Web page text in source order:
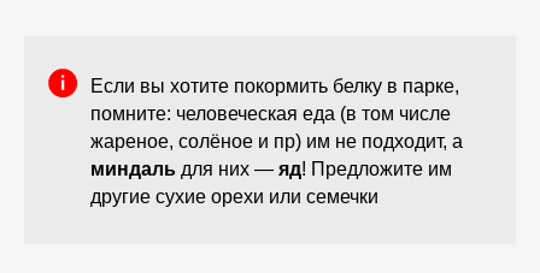
Если вы хотите покормить белку в парке,
помните: человеческая еда (в том числе
жареное, солёное и пр) им не подходит, а
миндаль для них — яд! Предложите им
другие сухие орехи или семечки